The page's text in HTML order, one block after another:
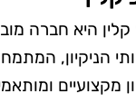
קלין היא חברה
הניקיון,
מקצועיים